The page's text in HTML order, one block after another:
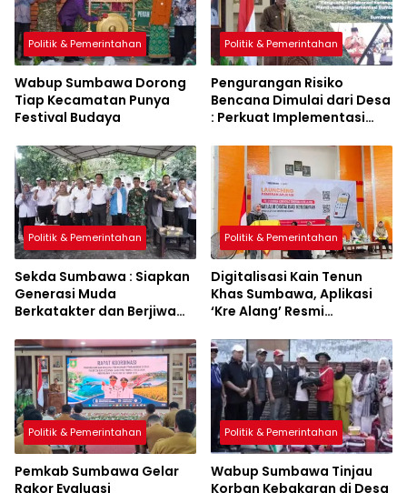
Politik & Pemerintahan
Wabup Sumbawa Dorong
Tiap Kecamatan Punya
Festival Budaya
Politik & Pemerintahan
Pengurangan Risiko
Bencana Dimulai dari Desa
: Perkuat Implementasi
Politik & Pemerintahan
Sekda Sumbawa : Siapkan
Generasi Muda
Berkatakter dan Berjiwa
Politik & Pemerintahan
Digitalisasi Kain Tenun
Khas Sumbawa, Aplikasi
‘Kre Alang’ Resmi
Politik & Pemerintahan
Pemkab Sumbawa Gelar
Rakor Evaluasi
Politik & Pemerintahan
Wabup Sumbawa Tinjau
Korban Kebakaran di Desa